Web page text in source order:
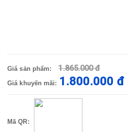
Giá sản phẩm: 1.865.000 đ
Giá khuyến mãi: 1.800.000 đ
Mã QR: